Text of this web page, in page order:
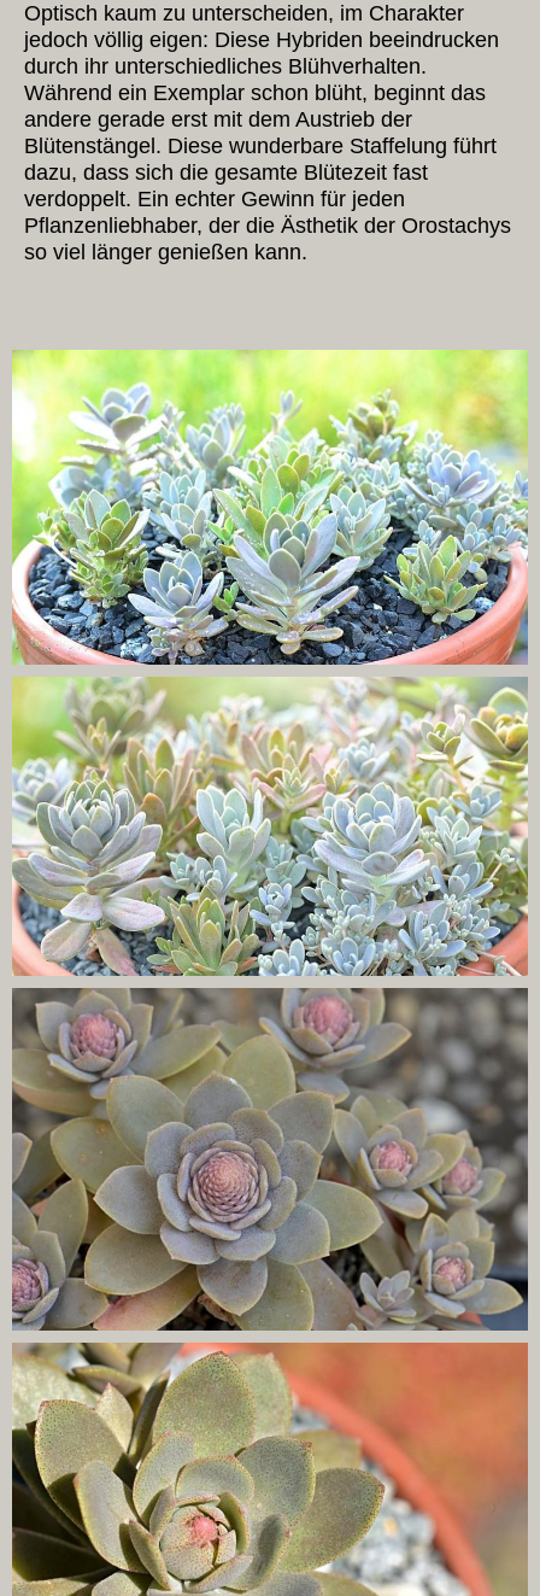
Optisch kaum zu unterscheiden, im Charakter
jedoch völlig eigen: Diese Hybriden beeindrucken
durch ihr unterschiedliches Blühverhalten.
Während ein Exemplar schon blüht, beginnt das
andere gerade erst mit dem Austrieb der
Blütenstängel. Diese wunderbare Staffelung führt
dazu, dass sich die gesamte Blütezeit fast
verdoppelt. Ein echter Gewinn für jeden
Pflanzenliebhaber, der die Ästhetik der Orostachys
so viel länger genießen kann.